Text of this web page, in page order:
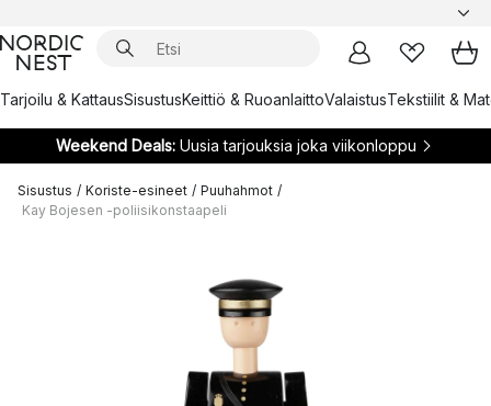
Tarjoilu & KattausSisustusKeittiö & RuoanlaittoValaistusTekstiilit &
Weekend Deals:Uusia tarjouksia joka viikonloppu
Sisustus / Koriste-esineet / Puuhahmot /
Kay Bojesen -poliisikonstaapeli